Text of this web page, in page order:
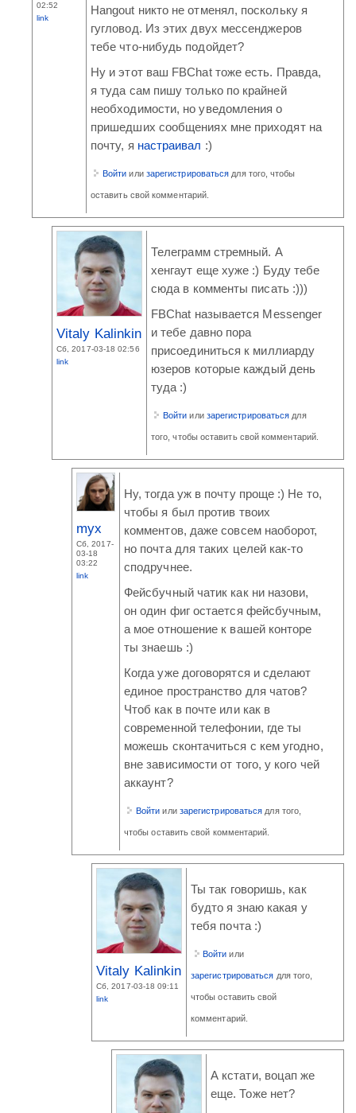
02:52
link
Hangout никто не отменял, поскольку я
гугловод. Из этих двух мессенджеров
тебе что-нибудь подойдет?
Ну и этот ваш FBChat тоже есть. Правда,
я туда сам пишу только по крайней
необходимости, но уведомления о
пришедших сообщениях мне приходят на
почту, я настраивал :)
Войти или зарегистрироваться для того, чтобы
оставить свой комментарий.
Vitaly Kalinkin
Сб, 2017-03-18 02:56
link
Телеграмм стремный. А
хенгаут еще хуже :) Буду тебе
сюда в комменты писать :)))
FBChat называется Messenger
и тебе давно пора
присоединиться к миллиарду
юзеров которые каждый день
туда :)
Войти или зарегистрироваться для
того, чтобы оставить свой комментарий.
myx
Сб, 2017-
03-18
03:22
link
Ну, тогда уж в почту проще :) Не то,
чтобы я был против твоих
комментов, даже совсем наоборот,
но почта для таких целей как-то
сподручнее.
Фейсбучный чатик как ни назови,
он один фиг остается фейсбучным,
а мое отношение к вашей конторе
ты знаешь :)
Когда уже договорятся и сделают
единое пространство для чатов?
Чтоб как в почте или как в
современной телефонии, где ты
можешь сконтачиться с кем угодно,
вне зависимости от того, у кого чей
аккаунт?
Войти или зарегистрироваться для того,
чтобы оставить свой комментарий.
Vitaly Kalinkin
Сб, 2017-03-18 09:11
link
Ты так говоришь, как
будто я знаю какая у
тебя почта :)
Войти или
зарегистрироваться для того,
чтобы оставить свой
комментарий.
А кстати, воцап же
еще. Тоже нет?